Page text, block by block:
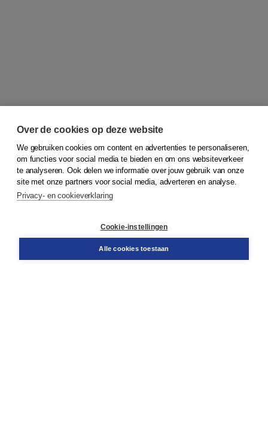
© 2026Koninklijke Boom uitgevers
Bestellen
Over de cookies op deze website
We gebruiken cookies om content en advertenties te personaliseren,
om functies voor social media te bieden en om ons websiteverkeer
te analyseren. Ook delen we informatie over jouw gebruik van onze
site met onze partners voor social media, adverteren en analyse.
Privacy- en cookieverklaring
Cookie-instellingen
Alle cookies toestaan